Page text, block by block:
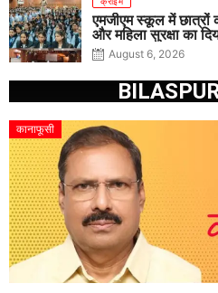
एमजीएम स्कूल में छात्रों
और महिला सुरक्षा का
August 6, 2026
कानाफूसी